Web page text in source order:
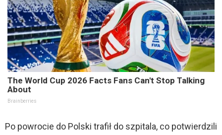
The World Cup 2026 Facts Fans Can't Stop Talking
About
Brainberries
Po powrocie do Polski trafił do szpitala, co potwierdzili